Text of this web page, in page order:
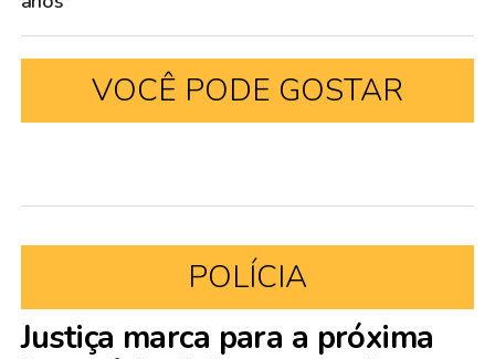
VOCÊ PODE GOSTAR
POLÍCIA
Justiça marca para a próxima